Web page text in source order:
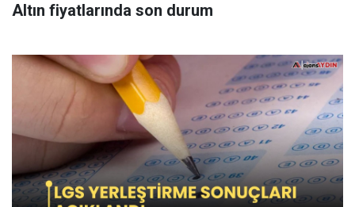
Altın fiyatlarında son durum